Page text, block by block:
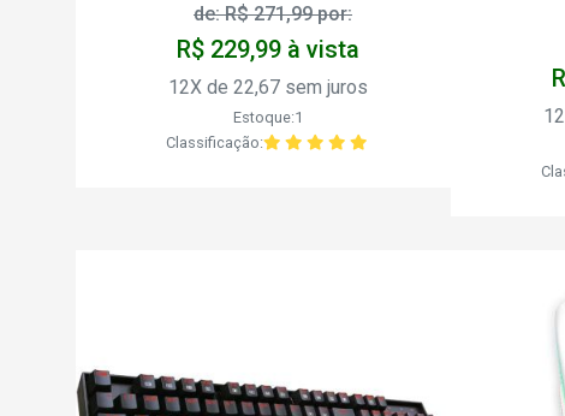
de: R$ 271,99 por:
R$ 229,99 à vista
12X de 22,67 sem juros
Estoque:1
Classificação: